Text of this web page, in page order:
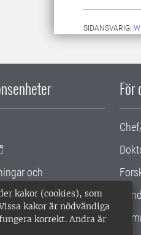
kakor (cookies), som
kakor är nödvändiga
korrekt. Andra är
SIDANSVARIG:
och
verksamhetsstödet
För